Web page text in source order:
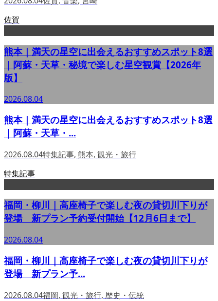
佐賀
熊本｜満天の星空に出会えるおすすめスポット8選
｜阿蘇・天草・秘境で楽しむ星空観賞【2026年
版】
2026.08.04
熊本｜満天の星空に出会えるおすすめスポット8選
｜阿蘇・天草・...
2026.08.04特集記事, 熊本, 観光・旅行
特集記事
福岡・柳川｜高座椅子で楽しむ夜の貸切川下りが
登場 新プラン予約受付開始【12月6日まで】
2026.08.04
福岡・柳川｜高座椅子で楽しむ夜の貸切川下りが
登場 新プラン予...
2026.08.04福岡, 観光・旅行, 歴史・伝統